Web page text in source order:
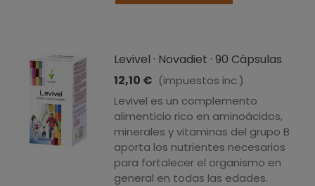
Levivel · Novadiet · 90 Cápsulas
12,10 € (impuestos inc.)
Levivel es un complemento
alimenticio rico en aminoácidos,
minerales y vitaminas del grupo B
aporta los nutrientes necesarios
para fortalecer el organismo en
general en todas las edades.